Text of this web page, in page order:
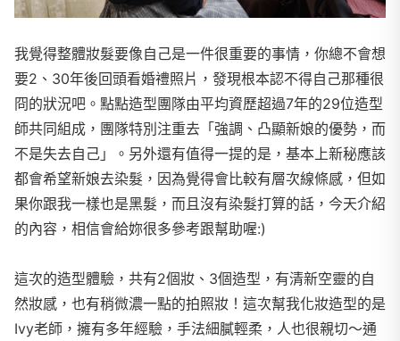
我覺得整體妝髮要像自己是一件很重要的事情，你總不會想
要2、30年後回頭看婚禮照片，發現根本認不得自己那種很
冏的狀況吧。點點造型團隊由平均資歷超過7年的29位造型
師共同組成，團隊特別注重去「強調、凸顯新娘的優勢，而
不是失去自己」。另外還有值得一提的是，基本上新秘應該
都會希望新娘去染髮，因為覺得會比較有層次線條感，但如
果你跟我一樣也是黑髮，而且沒有染髮打算的話，今天介紹
的內容，相信會給妳很多參考跟幫助喔:)
這次的造型體驗，共有2個妝、3個造型，有清新空靈的自
然妝感，也有稍微濃一點的拍照妝！這次幫我化妝造型的是
Ivy老師，擁有多年經驗，手法細膩輕柔，人也很親切～通